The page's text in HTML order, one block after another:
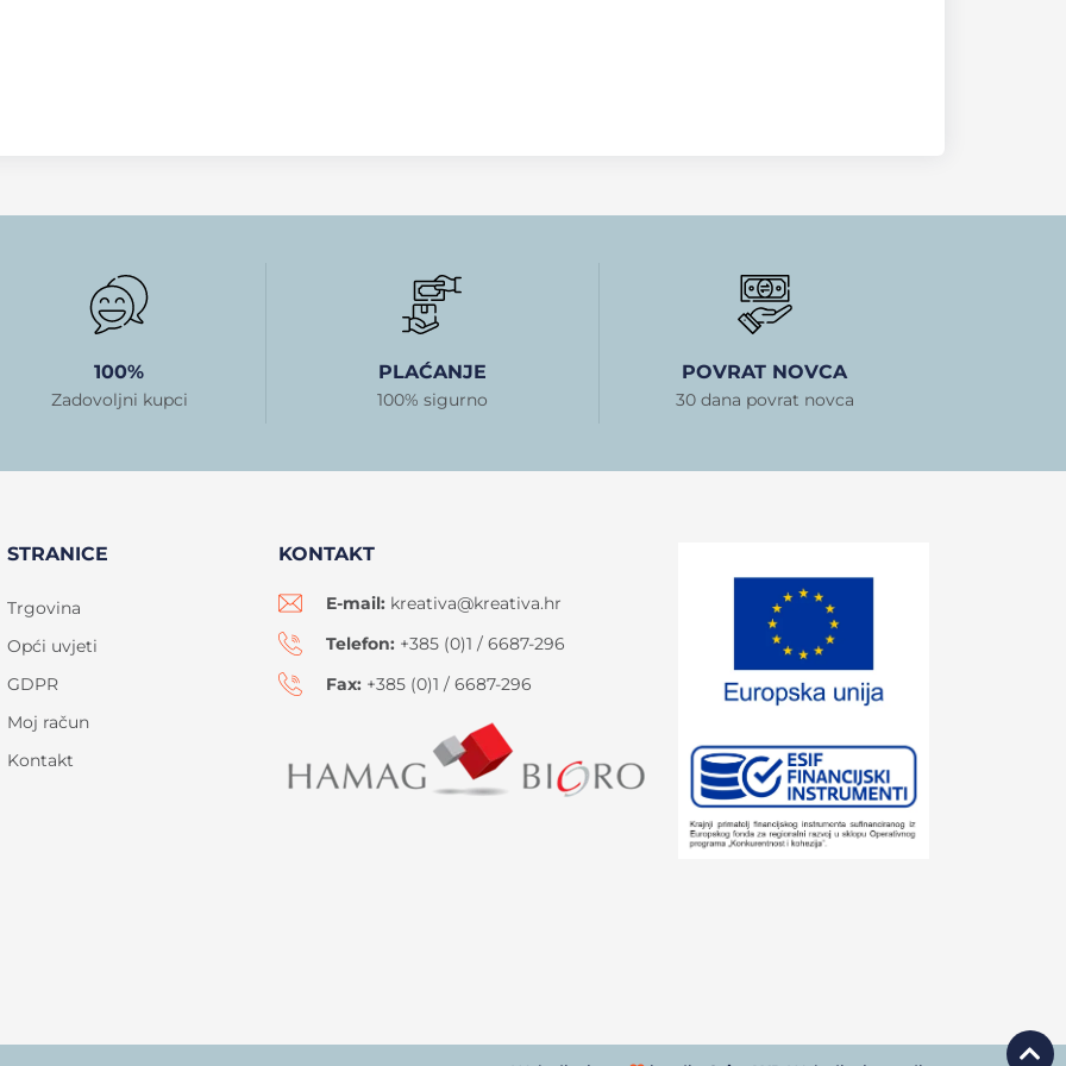
100%
Zadovoljni kupci
PLAĆANJE
100% sigurno
POVRAT NOVCA
30 dana povrat novca
STRANICE
Trgovina
Opći uvjeti
GDPR
Moj račun
Kontakt
KONTAKT
E-mail: kreativa@kreativa.hr
Telefon: +385 (0)1 / 6687-296
Fax: +385 (0)1 / 6687-296